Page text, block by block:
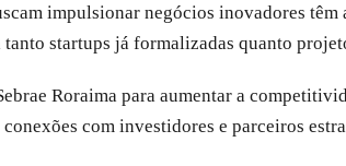
impulsionar negócios inovadores
startups já formalizadas quanto
Roraima para aumentar a
com investidores e parceiros